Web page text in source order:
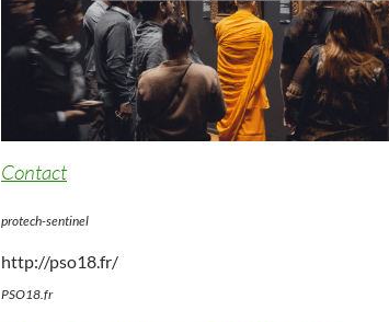
Contact
protech-sentinel
http://pso18.fr/
PSO18.fr